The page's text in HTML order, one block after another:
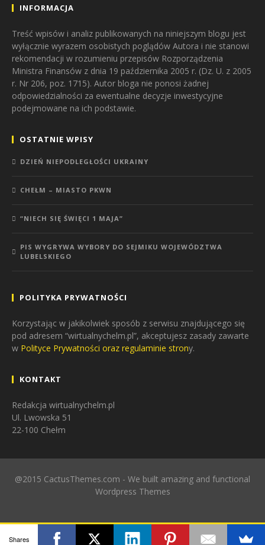
INFORMACJA
Treść wpisów i analiz publikowanych na niniejszym blogu jest
wyłącznie wyrazem osobistych poglądów Autora i nie stanowi
rekomendacji w rozumieniu przepisów Rozporządzenia
Ministra Finansów z dnia 19 października 2005 r. (Dz. U. z 2005
r. Nr 206, poz. 1715). Autor bloga nie ponosi żadnej
odpowiedzialności za ewentualne decyzje inwestycyjne
podejmowane na ich podstawie.
OSTATNIE WPISY
DZIEŃ NIEPODLEGŁOŚCI UKRAINY
CHEŁM – MIASTO PKWN
“NIECH SIĘ ŚWIĘCI 1 MAJA”
PIS WYGRYWA WYBORY DO SEJMIKU WOJEWÓDZTWA
LUBELSKIEGO
POLITYKA PRYWATNOŚCI
Korzystając w jakikolwiek sposób z serwisu znajdującego się
pod adresem “wirtualnychelm.pl”, akceptujesz zasady zawarte
w Polityce Prywatności oraz regulaminie strony.
KONTAKT
Redakcja wirtualnychelm.pl
Ul. Lwowska 51
22-100 Chełm
@2015 CactusThemes.com - We built amazing and functional
Wordpress Themes
Shares